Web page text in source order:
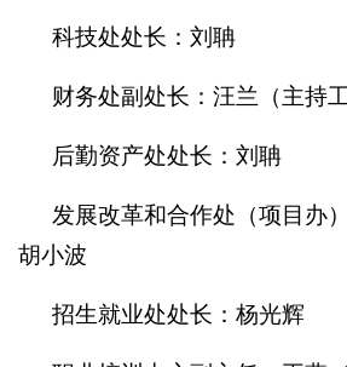
科技处处长：刘聃
财务处副处长：汪兰（主持工
后勤资产处处长： 刘聃
发展改革和合作处（项目办
胡小波
招生就业处处长： 杨光辉